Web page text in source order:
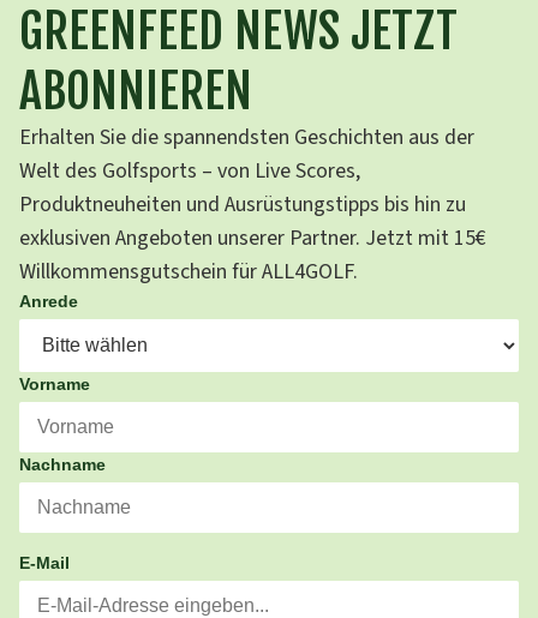
GREENFEED NEWS JETZT
ABONNIEREN
Erhalten Sie die spannendsten Geschichten aus der
Welt des Golfsports – von Live Scores,
Produktneuheiten und Ausrüstungstipps bis hin zu
exklusiven Angeboten unserer Partner. Jetzt mit 15€
Willkommensgutschein für ALL4GOLF.
Anrede
Vorname
Nachname
E-Mail